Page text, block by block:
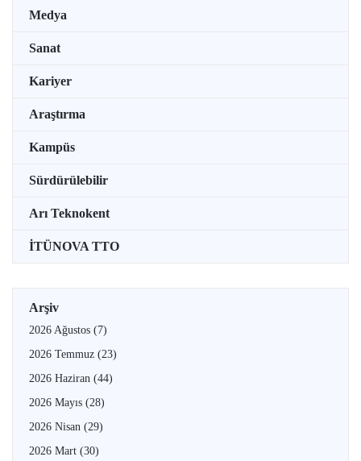
Medya
Sanat
Kariyer
Araştırma
Kampüs
Sürdürülebilir
Arı Teknokent
İTÜNOVA TTO
Arşiv
2026 Ağustos (7)
2026 Temmuz (23)
2026 Haziran (44)
2026 Mayıs (28)
2026 Nisan (29)
2026 Mart (30)